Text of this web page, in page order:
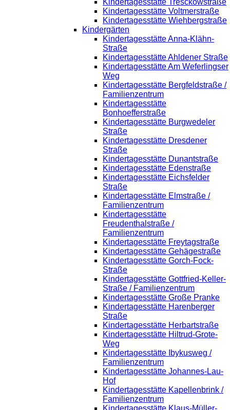
Kindertagesstätte Voltmerstraße
Kindertagesstätte Wiehbergstraße
Kindergärten
Kindertagesstätte Anna-Klähn-
Straße
Kindertagesstätte Ahldener Straße
Kindertagesstätte Am Weferlingser
Weg
Kindertagesstätte Bergfeldstraße /
Familienzentrum
Kindertagesstätte
Bonhoefferstraße
Kindertagesstätte Burgwedeler
Straße
Kindertagesstätte Dresdener
Straße
Kindertagesstätte Dunantstraße
Kindertagesstätte Edenstraße
Kindertagesstätte Eichsfelder
Straße
Kindertagesstätte Elmstraße /
Familienzentrum
Kindertagesstätte
Freudenthalstraße /
Familienzentrum
Kindertagesstätte Freytagstraße
Kindertagesstätte Gehägestraße
Kindertagesstätte Gorch-Fock-
Straße
Kindertagesstätte Gottfried-Keller-
Straße / Familienzentrum
Kindertagesstätte Große Pranke
Kindertagesstätte Harenberger
Straße
Kindertagesstätte Herbartstraße
Kindertagesstätte Hiltrud-Grote-
Weg
Kindertagesstätte Ibykusweg /
Familienzentrum
Kindertagesstätte Johannes-Lau-
Hof
Kindertagesstätte Kapellenbrink /
Familienzentrum
Kindertagesstätte Klaus-Müller-